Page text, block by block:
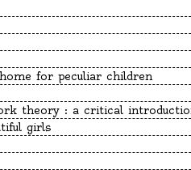
for peculiar children
theory : a critical
girls